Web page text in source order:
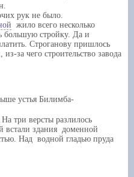
рук не было.
жило всего несколько
большую стройку. Да и
Строганову пришлось
за чего строительство завода
устья Билимба-
три версты разлилось
встали здания доменной
Над водной гладью пруда